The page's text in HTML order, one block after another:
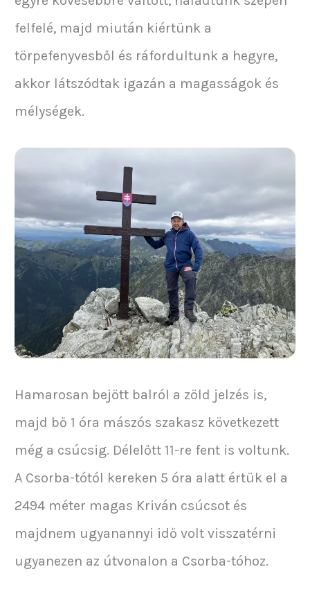
felfelé, majd miután kiértünk a
törpefenyvesből és ráfordultunk a hegyre,
akkor látszódtak igazán a magasságok és
mélységek.
Hamarosan bejött balról a zöld jelzés is,
majd bő 1 óra mászós szakasz következett
még a csúcsig. Délelőtt 11-re fent is voltunk.
A Csorba-tótól kereken 5 óra alatt értük el a
2494 méter magas Kriván csúcsot és
majdnem ugyanannyi idő volt visszatérni
ugyanezen az útvonalon a Csorba-tóhoz.